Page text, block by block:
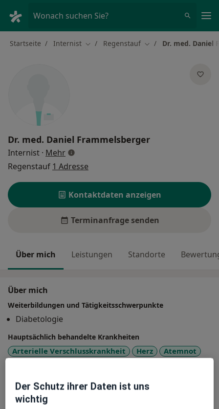
Wonach suchen Sie?
Startseite Internist Stadt ändern
Regenstauf Stadt ändern
Dr. med. Daniel
Dr. med. Daniel Frammelsberger
Internist · Mehrüber Spezialisierungen
Regenstauf 1 Adresse
Kontaktdaten anzeigen
Terminanfrage senden
Über mich Leistungen Standorte
Über mich
Weiterbildungen und Tätigkeitsschwerpunkte
Diabetologie
Hauptsächlich behandelte Krankheiten
Arterielle Verschlusskrankheit Herz
Atemnot
Der Schutz ihrer Daten ist uns
wichtig